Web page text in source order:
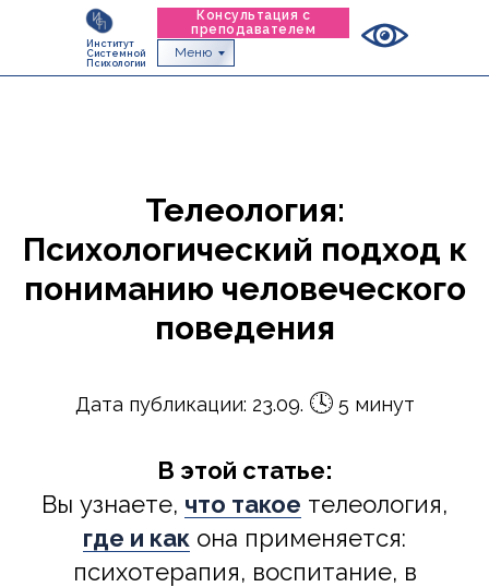
Институт
Системной
Психологии
Консультация с
преподавателем
Меню
Телеология:
Психологический подход к
пониманию человеческого
поведения
Дата публикации: 23.09. 🕓5 минут
В этой статье:
Вы узнаете, что такое телеология,
где и как она применяется:
психотерапия, воспитание, в